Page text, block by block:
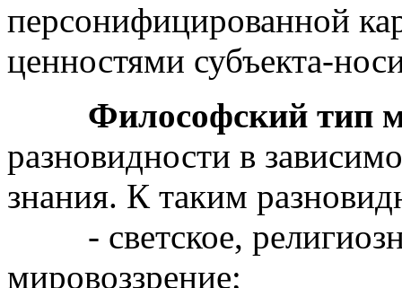
персонифицированной
ценностями субъекта-
Философский тип
разновидности в
знания. К таким
- светское,
мировоззрение;